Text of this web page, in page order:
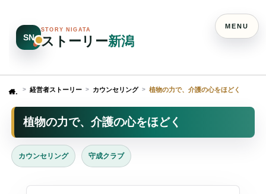
SN
STORY NIGATA
ストーリー新潟
Home 経営者ストーリー カウンセリング 植物の力で、介護の心をほどく
植物の力で、介護の心をほどく
カウンセリング 守成クラブ
MENU